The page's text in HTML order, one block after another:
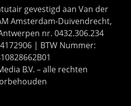
gevestigd aan Van der
Amsterdam-Duivendrecht,
nr. 0432.306.234
| BTW Nummer:
B.V. – alle rechten